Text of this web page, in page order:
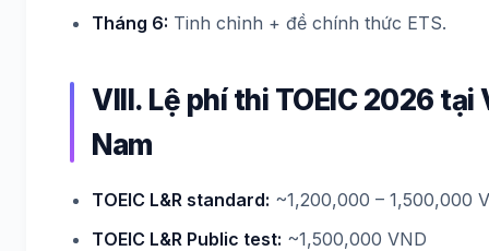
Tháng 6: Tinh chỉnh + đề chính thức ETS.
VIII. Lệ phí thi TOEIC 2026 tại
Nam
TOEIC L&R standard: ~1,200,000 – 1,500,000
TOEIC L&R Public test: ~1,500,000 VND